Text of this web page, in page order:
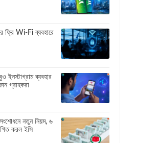
ফ্রি Wi-Fi ব্যবহারে
ইনস্টাগ্রাম ব্যবহার
গ্রাহকরা
নতুন নিয়ম, ৬
করল ইসি